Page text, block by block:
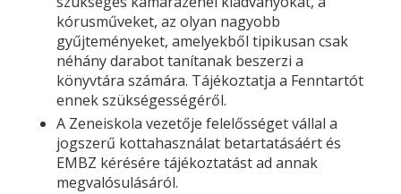
kórusműveket, az olyan nagyobb
gyűjteményeket, amelyekből tipikusan csak
néhány darabot tanítanak beszerzi a
könyvtára számára. Tájékoztatja a Fenntartót
ennek szükségességéről.
A Zeneiskola vezetője felelősséget vállal a
jogszerű kottahasználat betartatásáért és
EMBZ kérésére tájékoztatást ad annak
megvalósulásáról.